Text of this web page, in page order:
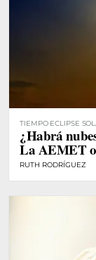
TIEMPO ECLIPSE
¿Habrá
La AEMET
RUTH RODRÍGUEZ